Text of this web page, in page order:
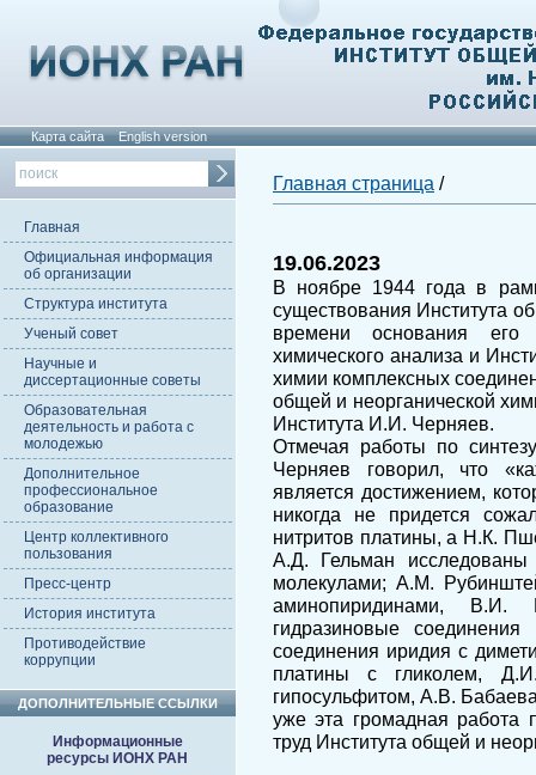
Карта сайта English version
Главная
Официальная информация
об организации
Структура института
Ученый совет
Научные и
диссертационные советы
Образовательная
деятельность и работа с
молодежью
Дополнительное
профессиональное
образование
Центр коллективного
пользования
Пресс-центр
История института
Противодействие
коррупции
ДОПОЛНИТЕЛЬНЫЕ ССЫЛКИ
Информационные
ресурсы ИОНХ РАН
Главная страница /
19.06.2023
В ноябре 1944 года в
существования Института
времени основания его
химического анализа и
химии комплексных
общей и неорганической
Института И.И. Черняев.
Отмечая работы по
Черняев говорил, что
является достижением,
никогда не придется
нитритов платины, а Н.К.
А.Д. Гельман
молекулами; А.М.
аминопиридинами, В.И.
гидразиновые
соединения иридия с
платины с гликолем,
гипосульфитом, А.В.
уже эта громадная работа
труд Института общей и